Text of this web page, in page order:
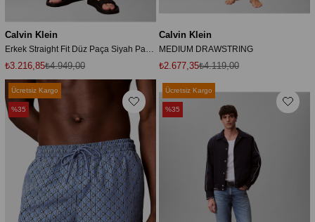
Calvin Klein
₺3.216,85₺4.949,00
Calvin Klein
MEDIUM DRAWSTRING
₺2.677,35₺4.119,00
Ücretsiz Kargo
%35
Ücretsiz Kargo
%35